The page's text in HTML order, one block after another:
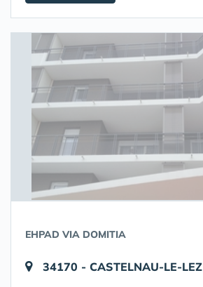
EHPAD VIA DOMITIA
34170 - CASTELNAU-LE-LEZ